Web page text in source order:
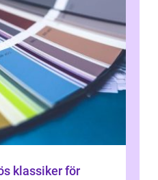
klassiker för